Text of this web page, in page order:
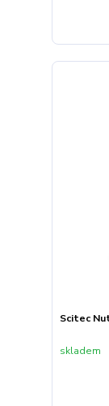
Scitec
skladem